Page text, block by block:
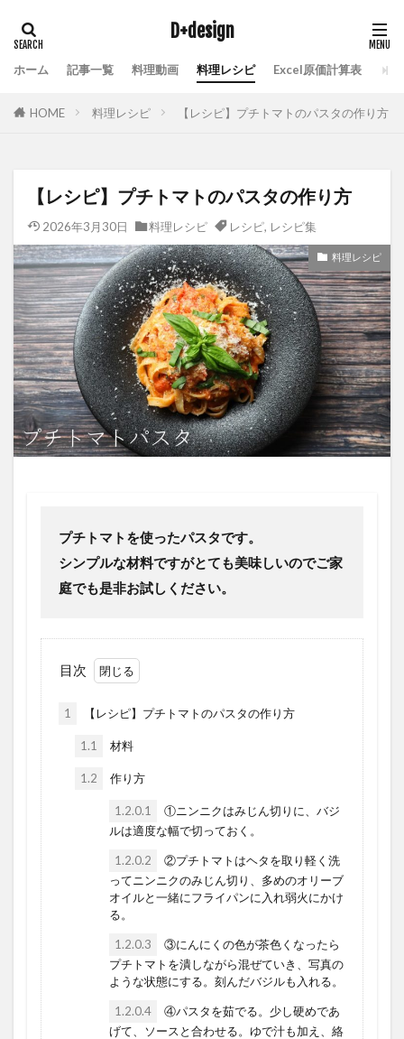
D+design
ホーム 記事一覧 料理動画 料理レシピ Excel原価計算表
HOME 料理レシピ 【レシピ】プチトマトのパスタの作り方
【レシピ】プチトマトのパスタの作り方
2026年3月30日 料理レシピ レシピ, レシピ集
料理レシピ
プチトマトを使ったパスタです。
シンプルな材料ですがとても美味しいのでご家
庭でも是非お試しください。
目次
1 【レシピ】プチトマトのパスタの作り方
1.1 材料
1.2 作り方
1.2.0.1
①ニンニクはみじん切りに、バジ
ルは適度な幅で切っておく。
1.2.0.2
②プチトマトはヘタを取り軽く洗
ってニンニクのみじん切り、多めのオリーブ
オイルと一緒にフライパンに入れ弱火にかけ
る。
1.2.0.3
③にんにくの色が茶色くなったら
プチトマトを潰しながら混ぜていき、写真の
ような状態にする。刻んだバジルも入れる。
1.2.0.4
④パスタを茹でる。少し硬めであ
げて、ソースと合わせる。ゆで汁も加え、絡